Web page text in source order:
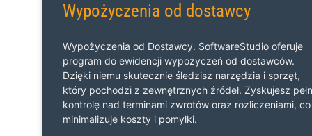
Wypożyczenia od dostawcy
Wypożyczenia od Dostawcy. SoftwareStudio oferuje
program do ewidencji wypożyczeń od dostawców.
Dzięki niemu skutecznie śledzisz narzędzia i sprzęt,
który pochodzi z zewnętrznych źródeł. Zyskujesz
kontrolę nad terminami zwrotów oraz rozliczeniami, co
minimalizuje koszty i pomyłki.